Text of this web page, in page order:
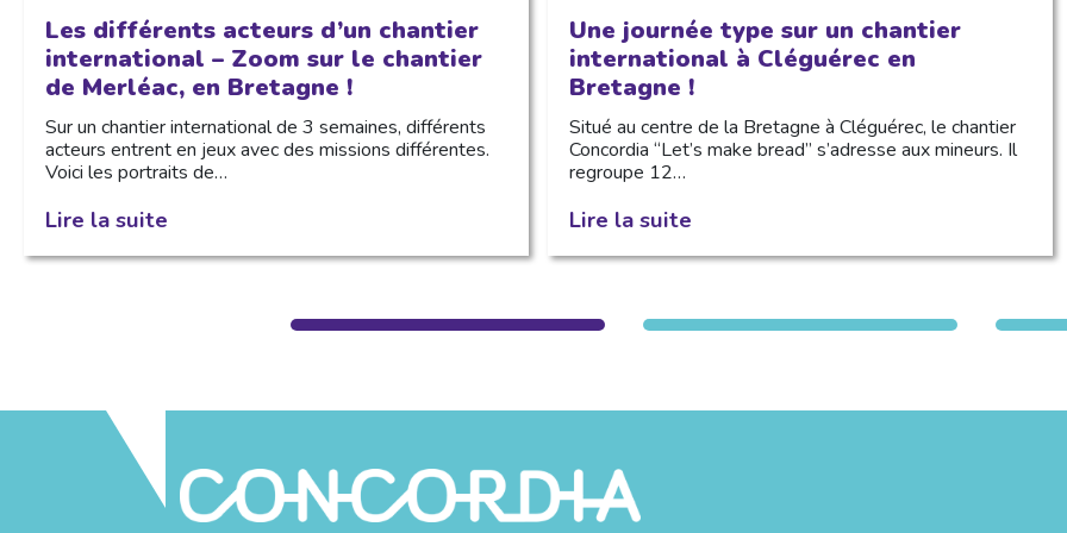
Les différents acteurs d’un chantier
international – Zoom sur le chantier
de Merléac, en Bretagne !
Sur un chantier international de 3 semaines, différents
acteurs entrent en jeux avec des missions différentes.
Voici les portraits de…
Lire la suite
Une journée type sur un chantier
international à Cléguérec en
Bretagne !
Situé au centre de la Bretagne à Cléguérec, le chantier
Concordia “Let’s make bread” s’adresse aux mineurs. Il
regroupe 12…
Lire la suite